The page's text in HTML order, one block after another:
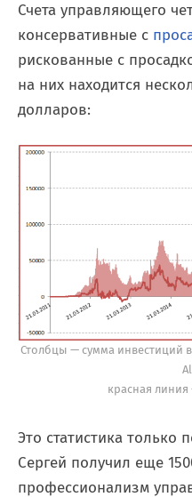
Счета управляющего
консервативные с
рискованные с
на них находится
долларов:
Столбцы — сумма инвестиций
красная
Это статистика только
Сергей получил еще
профессионализм